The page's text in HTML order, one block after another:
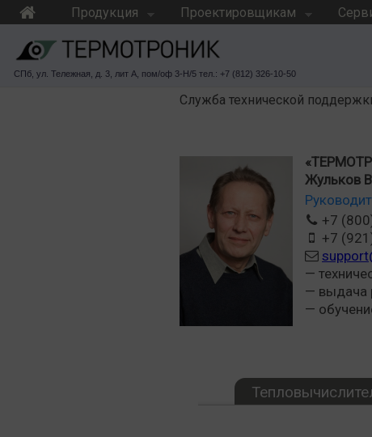
Продукция Проектировщикам
СПб, ул. Тележная, д. 3, лит А, пом/оф 3-Н/5 тел.: +7 (812) 326-10-50
Служба технической
Жульков
+7
+7
—
— выдача
—